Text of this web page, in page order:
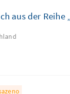
aus der Reihe